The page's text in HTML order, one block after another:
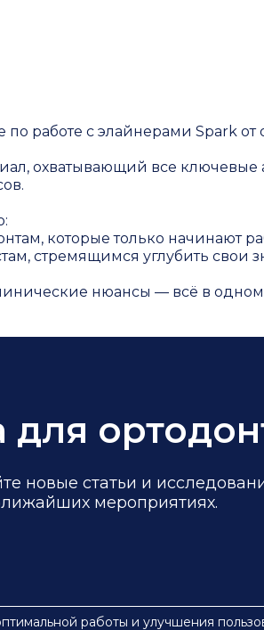
работе с элайнерами Spark
охватывающий все ключевые
которые только начинают
стремящимся углубить свои
нюансы — всё в
для
новые статьи и
мероприятиях.
работы и улучшения